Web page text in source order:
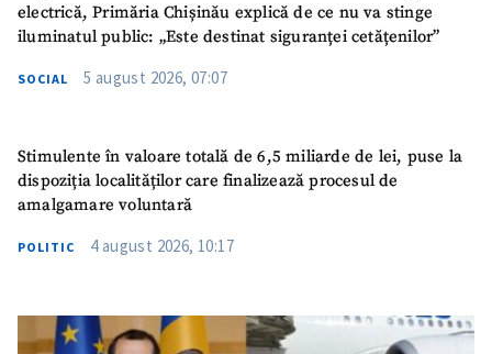
electrică, Primăria Chișinău explică de ce nu va stinge
iluminatul public: „Este destinat siguranței cetățenilor”
SOCIAL 5 august 2026, 07:07
Stimulente în valoare totală de 6,5 miliarde de lei, puse la
dispoziția localităților care finalizează procesul de
amalgamare voluntară
POLITIC 4 august 2026, 10:17